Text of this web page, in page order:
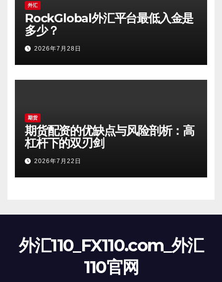
外汇
RockGlobal外汇平台最低入金是
多少？
2026年7月28日
期货
期货配资的优缺点与风险剖析：高
杠杆下的双刃剑
2026年7月22日
外汇110_FX110.com_外汇
110官网